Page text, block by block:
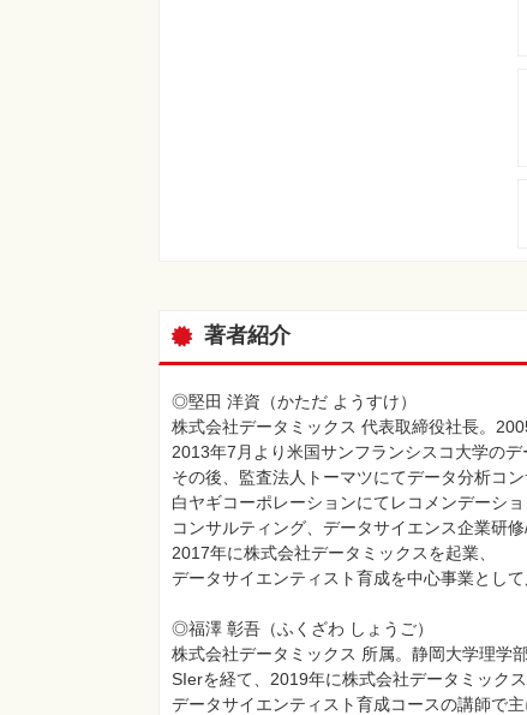
著者紹介
◎堅田 洋資（かただ ようすけ）
株式会社データミックス 代表取締役社長。
2013年7月より米国サンフランシスコ大学のデ
その後、監査法人トーマツにてデータ分析コン
白ヤギコーポレーションにてレコメンデーシ
コンサルティング、データサイエンス企業研修
2017年に株式会社データミックスを起業、
データサイエンティスト育成を中心事業として
◎福澤 彰吾（ふくざわ しょうご）
株式会社データミックス 所属。静岡大学理学部
SIerを経て、2019年に株式会社データミックス
データサイエンティスト育成コースの講師で主